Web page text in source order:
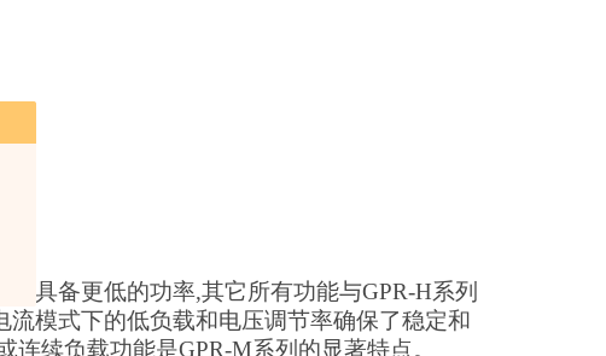
具备更低的功率,其它所有功能与GPR-H系列
模式下的低负载和电压调节率确保了稳定和
续负载功能是GPR-M系列的显著特点。